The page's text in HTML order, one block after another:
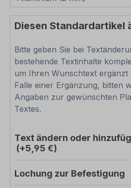
Diesen Standardartikel
Bitte geben Sie bei
bestehende Textinhalte
um Ihren Wunschtext ergänzt
Falle einer Ergänzung, bitten
Angaben zur gewünschten
Textes.
Text ändern oder
(+5,95 €)
Lochung zur Befestigung